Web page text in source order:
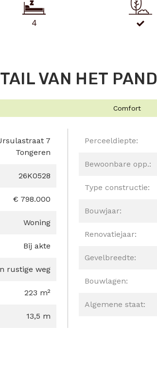
4
VAN HET PAND
Comfort
7
Tongeren
26K0528
€ 798.000
Woning
Bij akte
rustige weg
223 m²
13,5 m
Perceeldiepte:
Bewoonbare opp.:
Type constructie:
Bouwjaar:
Renovatiejaar:
Gevelbreedte:
Bouwlagen:
Algemene staat: